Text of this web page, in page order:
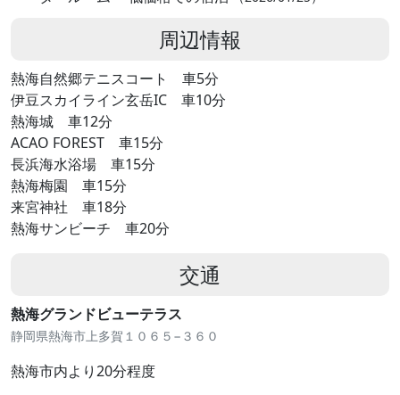
周辺情報
熱海自然郷テニスコート 車5分
伊豆スカイライン玄岳IC 車10分
熱海城 車12分
ACAO FOREST 車15分
長浜海水浴場 車15分
熱海梅園 車15分
来宮神社 車18分
熱海サンビーチ 車20分
交通
熱海グランドビューテラス
静岡県熱海市上多賀１０６５−３６０
熱海市内より20分程度